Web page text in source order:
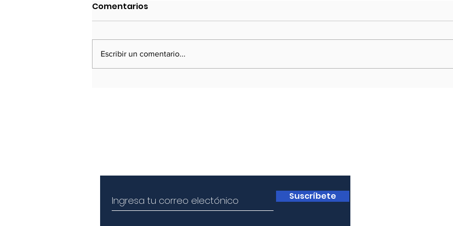
Política Exterior 2023
a afrontar las consecuencias del
golpe de Estado de Castillo
segunda propuesta de una nueva
Este
Comentarios
Escribir un comentario...
Suscríbete